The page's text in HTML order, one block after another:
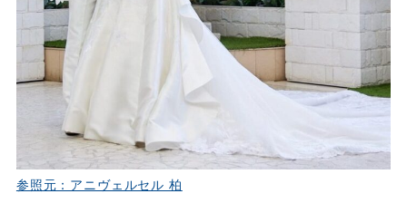
参照元：アニヴェルセル 柏